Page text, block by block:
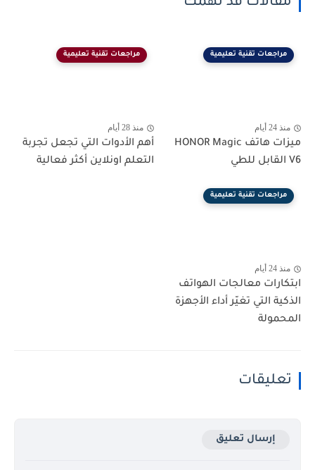
مراجعات تقنية تعليمية
منذ 24 أيام
ميزات هاتف HONOR Magic
V6 القابل للطي
مراجعات تقنية تعليمية
منذ 28 أيام
أهم الأدوات التي تجعل تجربة
التعلم اونلاين أكثر فعالية
مراجعات تقنية تعليمية
منذ 24 أيام
ابتكارات معالجات الهواتف
الذكية التي تغيّر أداء الأجهزة
المحمولة
تعليقات
إرسال تعليق